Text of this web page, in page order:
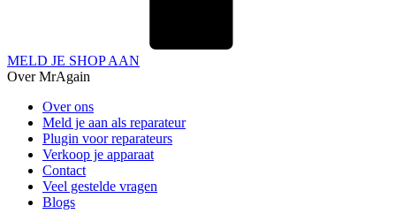
MELD JE SHOP AAN
Over MrAgain
Over ons
Meld je aan als reparateur
Plugin voor reparateurs
Verkoop je apparaat
Contact
Veel gestelde vragen
Blogs